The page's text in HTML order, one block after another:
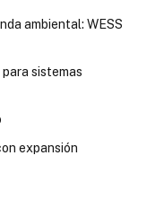
ambiental: WESS
sistemas
expansión